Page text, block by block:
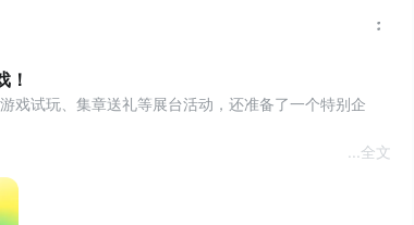
！
戏试玩、集章送礼等展台活动，还准备了一个特别企
：
全文